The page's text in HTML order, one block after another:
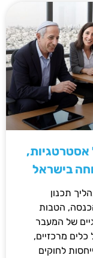
אסטרטגיות,
בישראל
תכנון
הטבות
של המעבר
מרכזיים,
לחוקים